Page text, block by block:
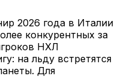
2026 года в Италии
конкурентных за
НХЛ
на льду встретятся
Для